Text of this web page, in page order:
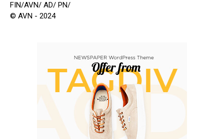
FIN/AVN/ AD/ PN/
© AVN - 2024